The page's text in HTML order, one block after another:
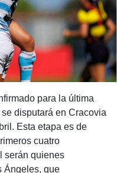
para la última
disputará en Cracovia
Esta etapa es de
cuatro
serán quienes
Ángeles, que